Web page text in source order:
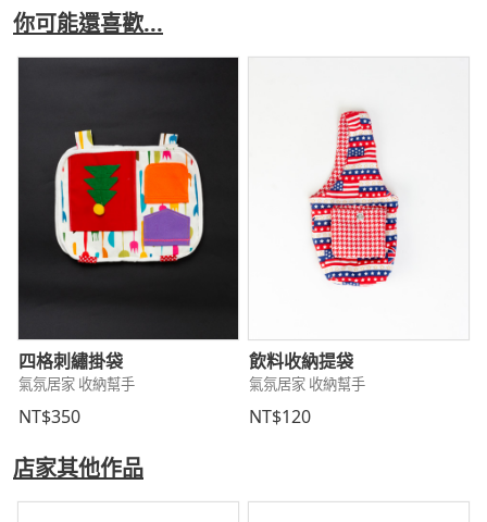
你可能還喜歡...
四格刺繡掛袋
氣氛居家 收納幫手
NT$350
飲料收納提袋
氣氛居家 收納幫手
NT$120
店家其他作品